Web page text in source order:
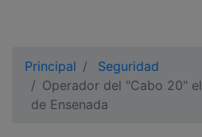
Principal
Seguridad
Operador del "Cabo 20"
de Ensenada